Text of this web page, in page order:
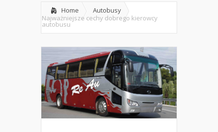
Home
Autobusy
Najważniejsze cechy dobrego kierowcy
autobusu